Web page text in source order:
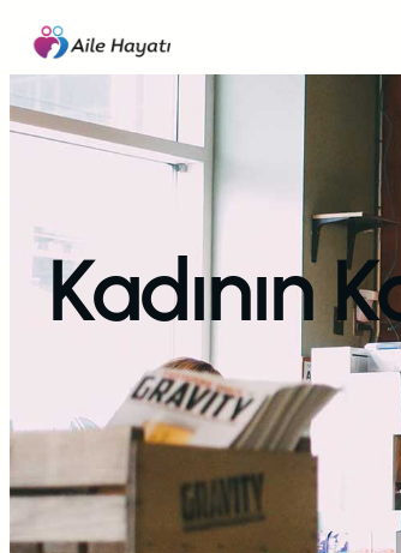
İçeriğe
geç
Kadının